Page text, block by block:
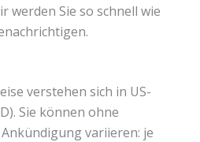
werden Sie so schnell wie
verstehen sich in US-
Sie können ohne
variieren: je